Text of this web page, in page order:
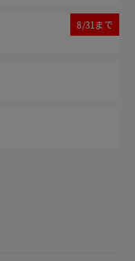
8/31まで